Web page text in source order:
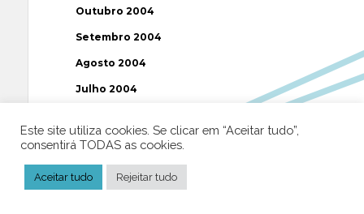
Outubro 2004
Setembro 2004
Agosto 2004
Julho 2004
Maio 2004
Abril 2004
Março 2004
Este site utiliza cookies. Se clicar em “Aceitar tudo”,
consentirá TODAS as cookies.
Aceitar tudo Rejeitar tudo